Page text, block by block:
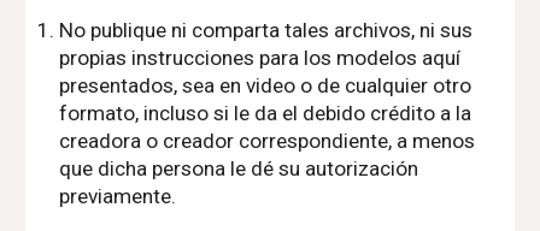
No publique ni comparta tales archivos, ni sus
propias instrucciones para los modelos aquí
presentados, sea en video o de cualquier otro
formato, incluso si le da el debido crédito a la
creadora o creador correspondiente, a menos
que dicha persona le dé su autorización
previamente.